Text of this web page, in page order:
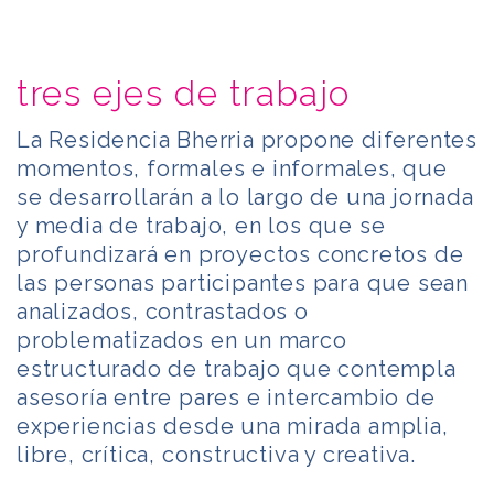
tres ejes de trabajo
La Residencia Bherria propone diferentes
momentos, formales e informales, que
se desarrollarán a lo largo de una jornada
y media de trabajo, en los que se
profundizará en proyectos concretos de
las personas participantes para que sean
analizados, contrastados o
problematizados en un marco
estructurado de trabajo que contempla
asesoría entre pares e intercambio de
experiencias desde una mirada amplia,
libre, crítica, constructiva y creativa.